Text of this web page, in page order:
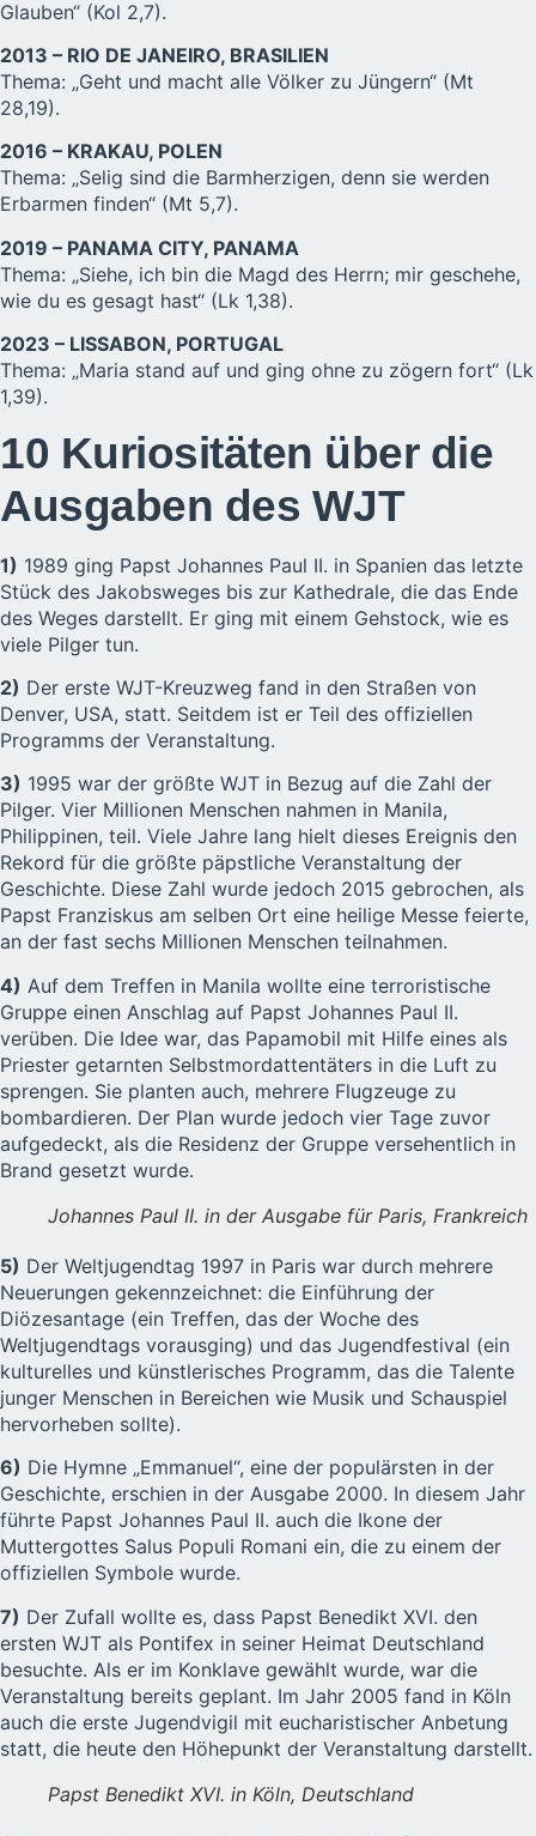
Glauben“ (Kol 2,7).
2013 – RIO DE JANEIRO, BRASILIEN
Thema: „Geht und macht alle Völker zu Jüngern“ (Mt
28,19).
2016 – KRAKAU, POLEN
Thema: „Selig sind die Barmherzigen, denn sie werden
Erbarmen finden“ (Mt 5,7).
2019 – PANAMA CITY, PANAMA
Thema: „Siehe, ich bin die Magd des Herrn; mir geschehe,
wie du es gesagt hast“ (Lk 1,38).
2023 – LISSABON, PORTUGAL
Thema: „Maria stand auf und ging ohne zu zögern fort“ (Lk
1,39).
10 Kuriositäten über die
Ausgaben des WJT
1) 1989 ging Papst Johannes Paul II. in Spanien das letzte
Stück des Jakobsweges bis zur Kathedrale, die das Ende
des Weges darstellt. Er ging mit einem Gehstock, wie es
viele Pilger tun.
2) Der erste WJT-Kreuzweg fand in den Straßen von
Denver, USA, statt. Seitdem ist er Teil des offiziellen
Programms der Veranstaltung.
3) 1995 war der größte WJT in Bezug auf die Zahl der
Pilger. Vier Millionen Menschen nahmen in Manila,
Philippinen, teil. Viele Jahre lang hielt dieses Ereignis den
Rekord für die größte päpstliche Veranstaltung der
Geschichte. Diese Zahl wurde jedoch 2015 gebrochen, als
Papst Franziskus am selben Ort eine heilige Messe feierte,
an der fast sechs Millionen Menschen teilnahmen.
4) Auf dem Treffen in Manila wollte eine terroristische
Gruppe einen Anschlag auf Papst Johannes Paul II.
verüben. Die Idee war, das Papamobil mit Hilfe eines als
Priester getarnten Selbstmordattentäters in die Luft zu
sprengen. Sie planten auch, mehrere Flugzeuge zu
bombardieren. Der Plan wurde jedoch vier Tage zuvor
aufgedeckt, als die Residenz der Gruppe versehentlich in
Brand gesetzt wurde.
Johannes Paul II. in der Ausgabe für Paris, Frankreich
5) Der Weltjugendtag 1997 in Paris war durch mehrere
Neuerungen gekennzeichnet: die Einführung der
Diözesantage (ein Treffen, das der Woche des
Weltjugendtags vorausging) und das Jugendfestival (ein
kulturelles und künstlerisches Programm, das die Talente
junger Menschen in Bereichen wie Musik und Schauspiel
hervorheben sollte).
6) Die Hymne „Emmanuel“, eine der populärsten in der
Geschichte, erschien in der Ausgabe 2000. In diesem Jahr
führte Papst Johannes Paul II. auch die Ikone der
Muttergottes Salus Populi Romani ein, die zu einem der
offiziellen Symbole wurde.
7) Der Zufall wollte es, dass Papst Benedikt XVI. den
ersten WJT als Pontifex in seiner Heimat Deutschland
besuchte. Als er im Konklave gewählt wurde, war die
Veranstaltung bereits geplant. Im Jahr 2005 fand in Köln
auch die erste Jugendvigil mit eucharistischer Anbetung
statt, die heute den Höhepunkt der Veranstaltung darstellt.
Papst Benedikt XVI. in Köln, Deutschland